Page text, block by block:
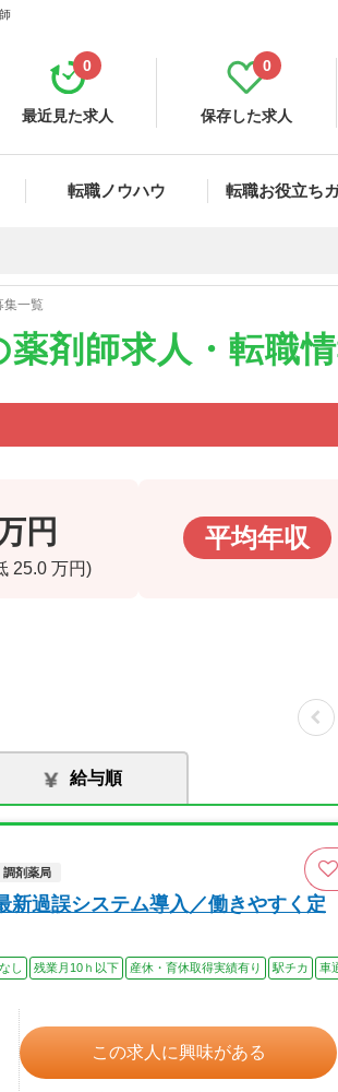
最近見た求人
0
保存した求人
0
転職ノウハウ 転職お役立ち
集一覧
剤師求人・転職
円
25.0 万円)
平均年収
給与順
調剤薬局
新過誤システム導入／働きやすく定
し 残業月10ｈ以下 産休・育休取得実績有り 駅チカ
車
この求人に興味がある